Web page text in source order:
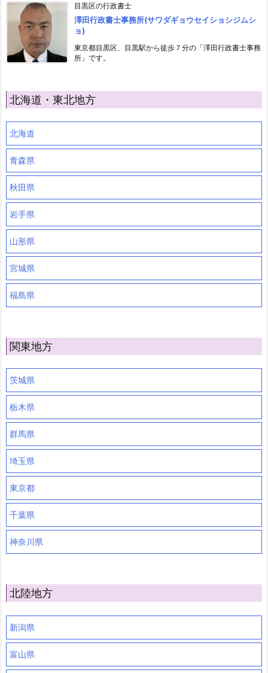
目黒区の行政書士
澤田行政書士事務所(サワダギョウセイショシジムシ
ョ)
東京都目黒区、目黒駅から徒歩７分の「澤田行政書士事務
所」です。
北海道・東北地方
北海道
青森県
秋田県
岩手県
山形県
宮城県
福島県
関東地方
茨城県
栃木県
群馬県
埼玉県
東京都
千葉県
神奈川県
北陸地方
新潟県
富山県